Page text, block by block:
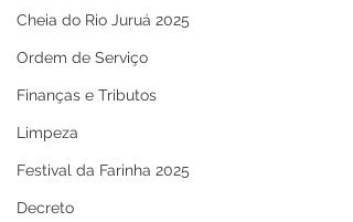
Cheia do Rio Juruá 2025
Ordem de Serviço
Finanças e Tributos
Limpeza
Festival da Farinha 2025
Decreto